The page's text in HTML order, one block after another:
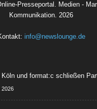
Presseportal. Medien -
Kommunikation. 2026
info@newslounge.de
Köln und format:c schließen
2026